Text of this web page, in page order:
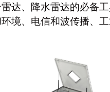
达、降水雷达的必备
境、电信和波传播、